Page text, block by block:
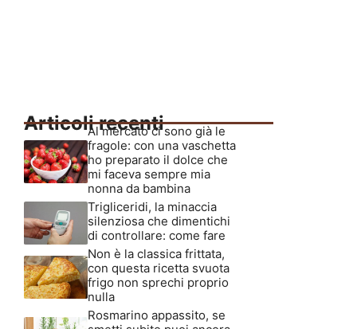
Articoli recenti
Al mercato ci sono già le
fragole: con una vaschetta
ho preparato il dolce che
mi faceva sempre mia
nonna da bambina
Trigliceridi, la minaccia
silenziosa che dimentichi
di controllare: come fare
Non è la classica frittata,
con questa ricetta svuota
frigo non sprechi proprio
nulla
Rosmarino appassito, se